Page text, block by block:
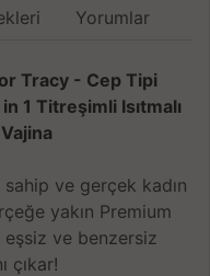
Yorumlar
Tracy - Cep Tipi
1 Titreşimli Isıtmalı
ve gerçek kadın
yakın Premium
ve benzersiz
çıkar!